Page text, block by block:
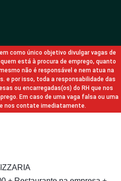
como único objetivo divulgar vagas de
está à procura de emprego, quanto
não é responsável e nem atua na
e por isso, toda a responsabilidade das
ou encarregadas(os) do RH que nos
Em caso de uma vaga falsa ou uma
nos contate imediatamente.